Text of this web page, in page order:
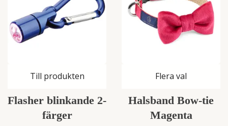
Till produkten
Flasher blinkande 2-
färger
Flera val
Halsband Bow-tie
Magenta